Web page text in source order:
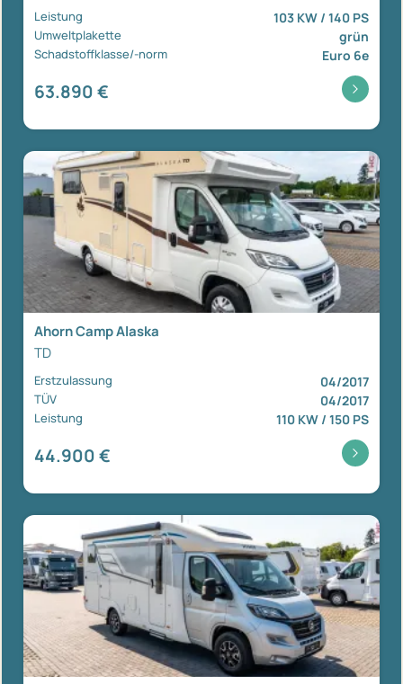
Leistung 103 KW / 140 PS
Umweltplakette grün
Schadstoffklasse/-norm Euro 6e
63.890 €
Ahorn Camp Alaska
TD
Erstzulassung 04/2017
TÜV 04/2017
Leistung 110 KW / 150 PS
44.900 €